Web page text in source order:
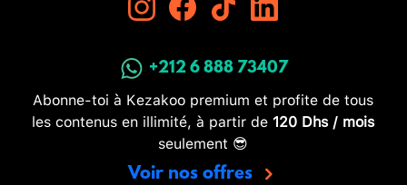
+212 6 888 73407
Abonne-toi à Kezakoo premium et profite de tous
les contenus en illimité, à partir de 120 Dhs / mois
seulement 😎
Voir nos offres